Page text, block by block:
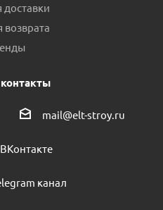
доставки
возврата
mail@elt-stroy.ru
канал